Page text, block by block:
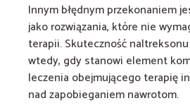
Innym błędnym przekonaniem
jako rozwiązania, które nie
terapii. Skuteczność
wtedy, gdy stanowi element
leczenia obejmującego terapię
nad zapobieganiem nawrotom.